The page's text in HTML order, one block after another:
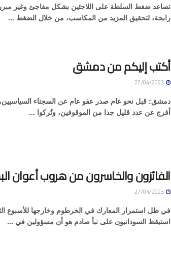
تصاعد ضغط السلطة على اللاجئين بشكل مفاجئ وغير
رابحة، لتحقيق المزيد من المكاسب، من خلال الضغط ...
أكتب إليكم من دمشق
دمشق: قبل نحو عام صدر عفو عام عن السجناء السياسيين،
أفرج عن عدد قليل جدا من الموقوفين، وتُركوا ...
الفائزون والخاسرون من هروب أعوان
في ظل استمرار المعارك في الخرطوم وخارجها للأسبوع
استيقظ السودانيون على نبأ صادم هو أن مسؤولين في ...